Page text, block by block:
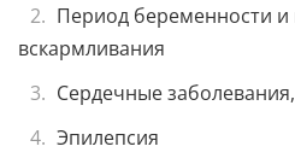
Период беременности и
вскармливания
Сердечные заболевания,
Эпилепсия